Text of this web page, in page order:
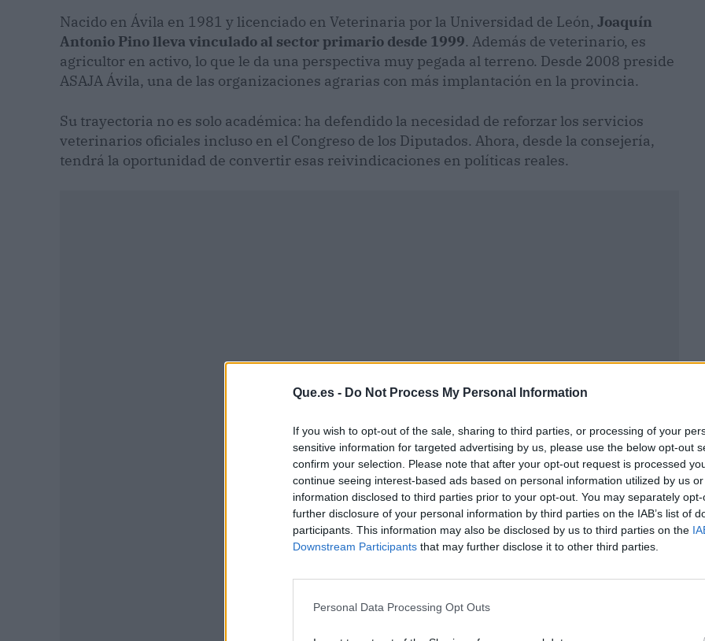
Que.es - Do Not Process My Personal Information
If you wish to opt-out of the sale, sharing to third parties, or processing of your
sensitive information for targeted advertising by us, please use the below opt-out
confirm your selection. Please note that after your opt-out request is processed
continue seeing interest-based ads based on personal information utilized by us
information disclosed to third parties prior to your opt-out. You may separately
further disclosure of your personal information by third parties on the IAB’s list of
participants. This information may also be disclosed by us to third parties on the
Downstream Participants that may further disclose it to other third parties.
Personal Data Processing Opt Outs
Nacido en Ávila en 1981 y licenciado en Veterinaria por la Universidad de León, Joaquín
Antonio Pino lleva vinculado al sector primario desde 1999. Además de veterinario, es
agricultor en activo, lo que le da una perspectiva muy pegada al terreno. Desde 2008 preside
ASAJA Ávila, una de las organizaciones agrarias con más implantación en la provincia.
Su trayectoria no es solo académica: ha defendido la necesidad de reforzar los servicios
veterinarios oficiales incluso en el Congreso de los Diputados. Ahora, desde la consejería,
tendrá la oportunidad de convertir esas reivindicaciones en políticas reales.
Publicidad